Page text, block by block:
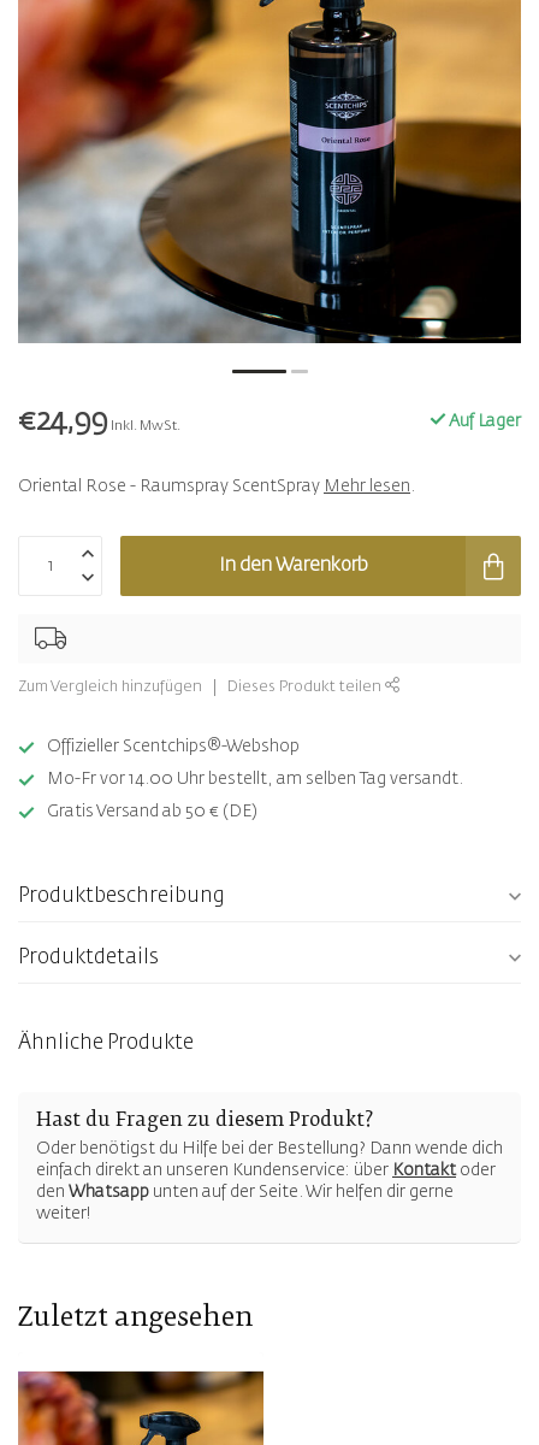
€24,99 Inkl. MwSt. Auf Lager
Oriental Rose - Raumspray ScentSpray Mehr lesen .
In den Warenkorb
Zum Vergleich hinzufügen Dieses Produkt teilen
Offizieller Scentchips®-Webshop
Mo-Fr vor 14.00 Uhr bestellt, am selben Tag versandt.
Gratis Versand ab 50 € (DE)
Produktbeschreibung
Produktdetails
Ähnliche Produkte
Hast du Fragen zu diesem Produkt?
Oder benötigst du Hilfe bei der Bestellung? Dann wende dich
einfach direkt an unseren Kundenservice: über Kontaktoder
den Whatsapp unten auf der Seite. Wir helfen dir gerne
weiter!
Zuletzt angesehen